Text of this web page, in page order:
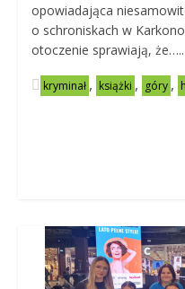
opowiadająca
o schroniskach w
otoczenie sprawiają, że…..
kryminał , książki , góry ,